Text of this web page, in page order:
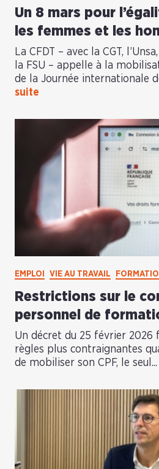
Un 8 mars pour
les femmes et les
La CFDT – avec la CGT,
la FSU – appelle à la
de la Journée internationale
suite
EMPLOI VIE AU TRAVAIL
Restrictions sur le
personnel de
Un décret du 25 février 2026
règles plus contraignantes
de mobiliser son CPF, le seul...